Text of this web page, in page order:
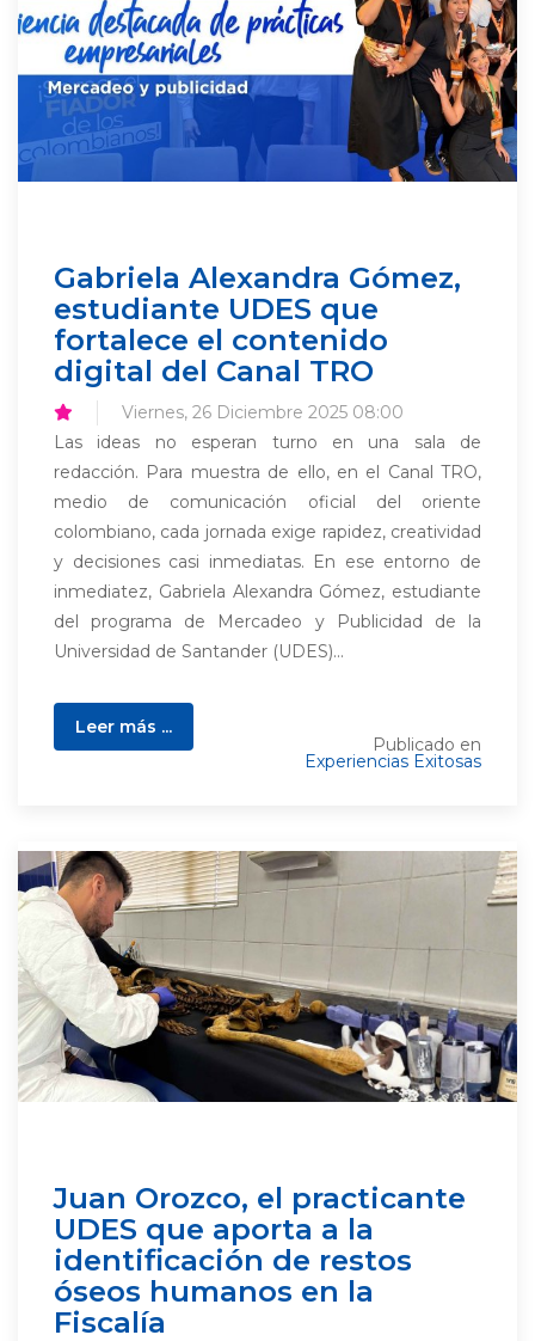
Gabriela Alexandra Gómez,
estudiante UDES que
fortalece el contenido
digital del Canal TRO
Viernes, 26 Diciembre 2025 08:00
Las ideas no esperan turno en una sala de
redacción. Para muestra de ello, en el Canal TRO,
medio de comunicación oficial del oriente
colombiano, cada jornada exige rapidez, creatividad
y decisiones casi inmediatas. En ese entorno de
inmediatez, Gabriela Alexandra Gómez, estudiante
del programa de Mercadeo y Publicidad de la
Universidad de Santander (UDES)...
Leer más ...
Publicado en
Experiencias Exitosas
Juan Orozco, el practicante
UDES que aporta a la
identificación de restos
óseos humanos en la
Fiscalía